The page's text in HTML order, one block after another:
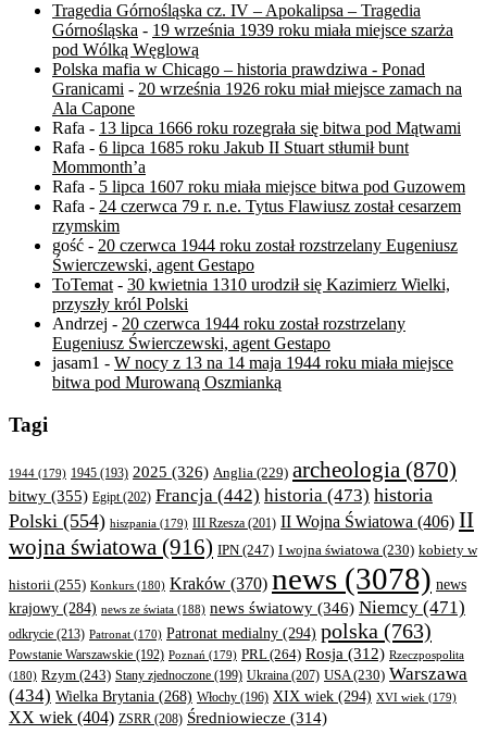
Tragedia Górnośląska cz. IV – Apokalipsa – Tragedia
Górnośląska - 19 września 1939 roku miała miejsce szarża
pod Wólką Węglową
Polska mafia w Chicago – historia prawdziwa - Ponad
Granicami - 20 września 1926 roku miał miejsce zamach na
Ala Capone
Rafa - 13 lipca 1666 roku rozegrała się bitwa pod Mątwami
Rafa - 6 lipca 1685 roku Jakub II Stuart stłumił bunt
Mommonth’a
Rafa - 5 lipca 1607 roku miała miejsce bitwa pod Guzowem
Rafa - 24 czerwca 79 r. n.e. Tytus Flawiusz został cesarzem
rzymskim
gość - 20 czerwca 1944 roku został rozstrzelany Eugeniusz
Świerczewski, agent Gestapo
ToTemat - 30 kwietnia 1310 urodził się Kazimierz Wielki,
przyszły król Polski
Andrzej - 20 czerwca 1944 roku został rozstrzelany
Eugeniusz Świerczewski, agent Gestapo
jasam1 - W nocy z 13 na 14 maja 1944 roku miała miejsce
bitwa pod Murowaną Oszmianką
Tagi
1944 (179) 1945 (193) 2025 (326) Anglia (229) archeologia (870)
bitwy (355) Egipt(202) Francja (442) historia (473) historia
Polski (554) hiszpania (179) III Rzesza (201) II Wojna Światowa (406) II
wojna światowa (916) IPN (247) I wojna światowa (230) kobiety w
historii (255) Konkurs (180) Kraków (370) news (3078) news
krajowy (284) news ze świata (188) news światowy (346) Niemcy (471)
odkrycie (213) Patronat (170) Patronat medialny (294) polska (763)
Powstanie Warszawskie (192) Poznań (179) PRL(264) Rosja (312) Rzeczpospolita
(180) Rzym (243) Stany zjednoczone (199) Ukraina (207) USA(230) Warszawa
(434) Wielka Brytania (268) Włochy (196) XIX wiek (294) XVI wiek (179)
XX wiek (404) ZSRR (208) Średniowiecze (314)